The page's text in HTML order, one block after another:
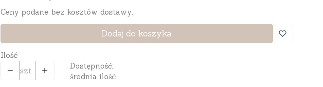
Ceny podane bez kosztów dostawy.
Dodaj do koszyka
Ilość
szt.
Dostępność:
średnia ilość